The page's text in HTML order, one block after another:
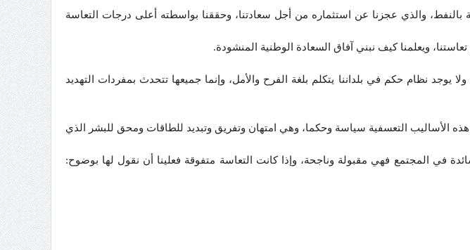
بالنفط، والذي عجزنا عن استثماره من أجل سعادتنا، وحققنا بواسطته أعلى درجات التعاسة
ويعلمنا كيف نبني آفاق السعادة الوطنية المنشودة.
يوجد نظام حكم في بلداننا يتكلم بلغة الفرح والأمل، وإنما جميعها تتحدث بمفردات التهديد
التعسفية سياسة وحكما، وهي امتهان وتفريق وتبديد للطاقات ومحق للبشر الذي
في المجتمع فهي مقبولة وناجحة، وإذا كانت التعاسة متفوقة فعلينا أن نقول لها بوضوح: